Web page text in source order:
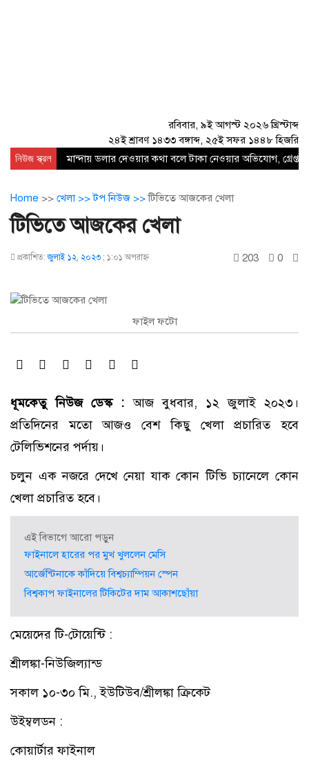
রবিবার, ৯ই আগস্ট ২০২৬ খ্রিস্টাব্দ
২৪ই শ্রাবণ ১৪৩৩ বঙ্গাব্দ, ২৫ই সফর ১৪৪৮ হিজরি
নিউজ স্ক্রল মান্দায় ডলার দেওয়ার কথা বলে টাকা নেওয়ার অভিযোগ,
Home >> খেলা >>টপ নিউজ >>টিভিতে আজকের খেলা
টিভিতে আজকের খেলা
প্রকাশিত:জুলাই ১২, ২০২৩ ; ১:০১ অপরাহ্ণ 203 0
ফাইল ফটো
ধূমকেতু নিউজ ডেস্ক : আজ বুধবার, ১২ জুলাই ২০২৩।
প্রতিদিনের মতো আজও বেশ কিছু খেলা প্রচারিত হবে
টেলিভিশনের পর্দায়।
চলুন এক নজরে দেখে নেয়া যাক কোন টিভি চ্যানেলে কোন
খেলা প্রচারিত হবে।
এই বিভাগে আরো পড়ুন
ফাইনালে হারের পর মুখ খুললেন মেসি
আর্জেন্টিনাকে কাঁদিয়ে বিশ্বচ্যাম্পিয়ন স্পেন
বিশ্বকাপ ফাইনালের টিকিটের দাম আকাশছোঁয়া
মেয়েদের টি-টোয়েন্টি :
শ্রীলঙ্কা-নিউজিল্যান্ড
সকাল ১০-৩০ মি., ইউটিউব/শ্রীলঙ্কা ক্রিকেট
উইম্বলডন :
কোয়ার্টার ফাইনাল